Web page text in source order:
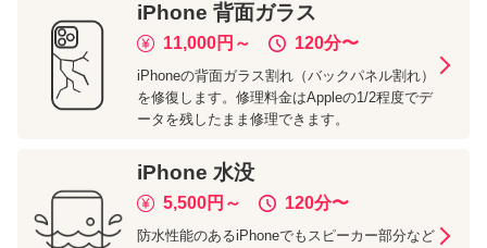
iPhone 背面ガラス
11,000円～ 120分〜
iPhoneの背面ガラス割れ（バックパネル割れ）
を修復します。修理料金はAppleの1/2程度でデ
ータを残したまま修理できます。
iPhone 水没
5,500円～ 120分〜
防水性能のあるiPhoneでもスピーカー部分など